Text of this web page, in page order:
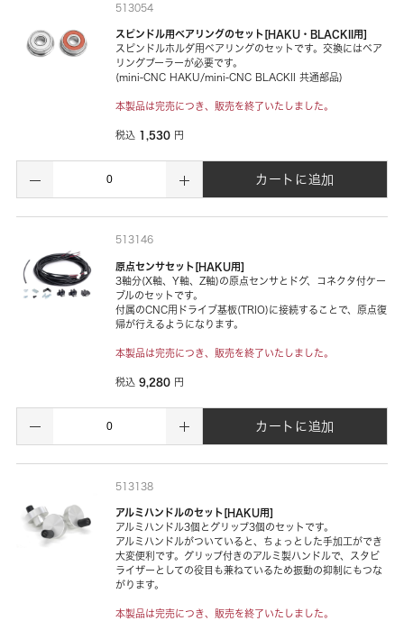
513054
スピンドル用ベアリングのセット[HAKU・BLACKII用]
スピンドルホルダ用ベアリングのセットです。交換にはベア
リングプーラーが必要です。
(mini-CNC HAKU/mini-CNC BLACKII 共通部品)
本製品は完売につき、販売を終了いたしました。
税込 1,530 円
カートに追加
513146
原点センサセット[HAKU用]
3軸分(X軸、Y軸、Z軸)の原点センサとドグ、コネクタ付ケー
ブルのセットです。
付属のCNC用ドライブ基板(TRIO)に接続することで、原点復
帰が行えるようになります。
本製品は完売につき、販売を終了いたしました。
税込 9,280 円
カートに追加
513138
アルミハンドルのセット[HAKU用]
アルミハンドル3個とグリップ3個のセットです。
アルミハンドルがついていると、ちょっとした手加工ができ
大変便利です。グリップ付きのアルミ製ハンドルで、スタビ
ライザーとしての役目も兼ねているため振動の抑制にもつな
がります。
本製品は完売につき、販売を終了いたしました。